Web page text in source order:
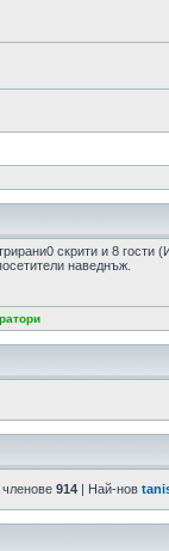
скрити и 8
наведнъж.
914 | Най-нов